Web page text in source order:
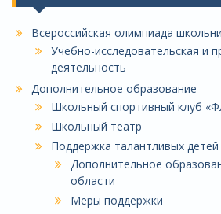
Всероссийская олимпиада
Учебно-исследовательская и
деятельность
Дополнительное образование
Школьный спортивный клуб
Школьный театр
Поддержка талантливых детей
Дополнительное
области
Меры поддержки